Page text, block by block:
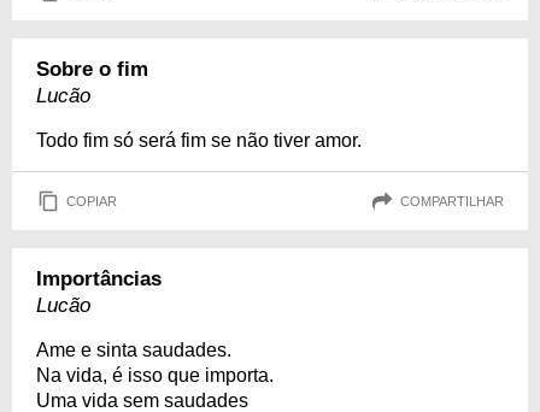
Sobre o fim
Lucão
Todo fim só será fim se não tiver amor.
COPIAR COMPARTILHAR
Importâncias
Lucão
Ame e sinta saudades.
Na vida, é isso que importa.
Uma vida sem saudades